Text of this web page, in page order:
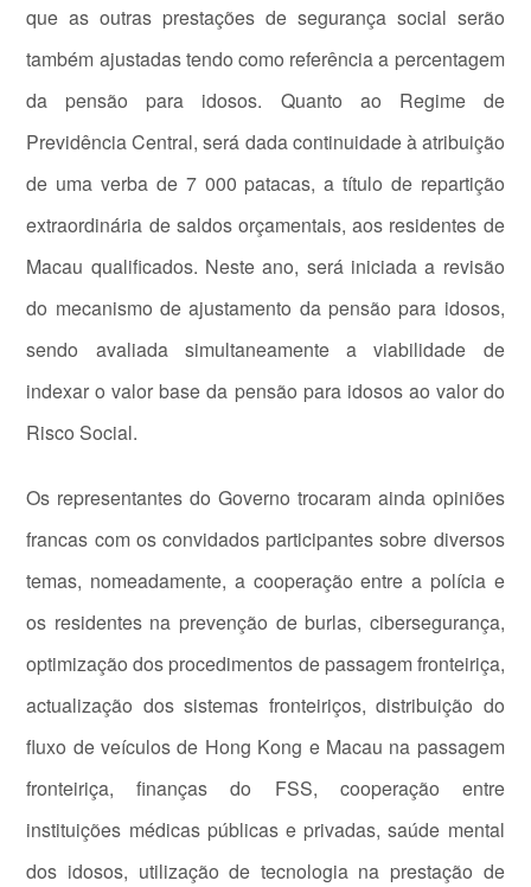
que as outras prestações de segurança social serão
também ajustadas tendo como referência a percentagem
da pensão para idosos. Quanto ao Regime de
Previdência Central, será dada continuidade à atribuição
de uma verba de 7 000 patacas, a título de repartição
extraordinária de saldos orçamentais, aos residentes de
Macau qualificados. Neste ano, será iniciada a revisão
do mecanismo de ajustamento da pensão para idosos,
sendo avaliada simultaneamente a viabilidade de
indexar o valor base da pensão para idosos ao valor do
Risco Social.
Os representantes do Governo trocaram ainda opiniões
francas com os convidados participantes sobre diversos
temas, nomeadamente, a cooperação entre a polícia e
os residentes na prevenção de burlas, cibersegurança,
optimização dos procedimentos de passagem fronteiriça,
actualização dos sistemas fronteiriços, distribuição do
fluxo de veículos de Hong Kong e Macau na passagem
fronteiriça, finanças do FSS, cooperação entre
instituições médicas públicas e privadas, saúde mental
dos idosos, utilização de tecnologia na prestação de